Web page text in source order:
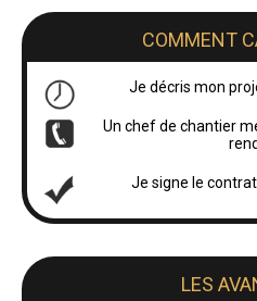
COMMENT
Je décris mon
Un chef de chantier
Je signe le
LES